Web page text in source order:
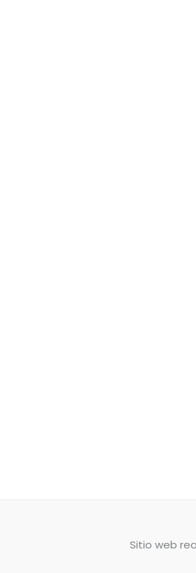
Sitio web